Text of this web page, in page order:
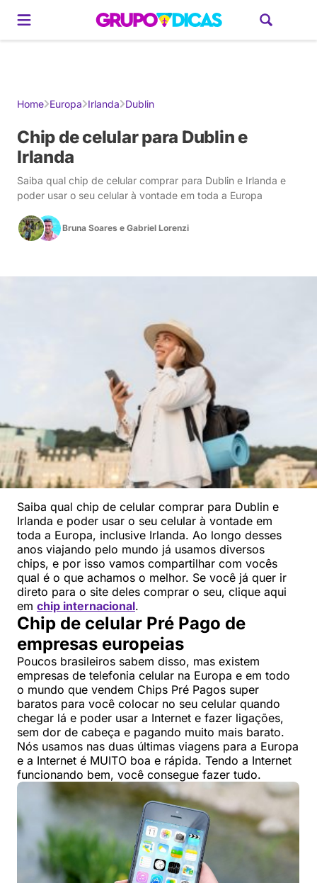
Gerador de RoteirosAmérica do SulBrasilCaribe EuropaEstados
Home Europa Irlanda Dublin
Chip de celular para Dublin e
Irlanda
Saiba qual chip de celular comprar para Dublin e Irlanda e
poder usar o seu celular à vontade em toda a Europa
Bruna Soares e Gabriel Lorenzi
Saiba qual chip de celular comprar para Dublin e
Irlanda e poder usar o seu celular à vontade em
toda a Europa, inclusive Irlanda. Ao longo desses
anos viajando pelo mundo já usamos diversos
chips, e por isso vamos compartilhar com vocês
qual é o que achamos o melhor. Se você já quer ir
direto para o site deles comprar o seu, clique aqui
em chip internacional.
Chip de celular Pré Pago de
empresas europeias
Poucos brasileiros sabem disso, mas existem
empresas de telefonia celular na Europa e em todo
o mundo que vendem Chips Pré Pagos super
baratos para você colocar no seu celular quando
chegar lá e poder usar a Internet e fazer ligações,
sem dor de cabeça e pagando muito mais barato.
Nós usamos nas duas últimas viagens para a Europa
e a Internet é MUITO boa e rápida. Tendo a Internet
funcionando bem, você consegue fazer tudo.